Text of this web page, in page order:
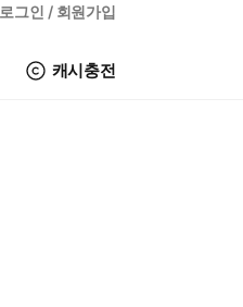
로그인 / 회원가입
캐시충전